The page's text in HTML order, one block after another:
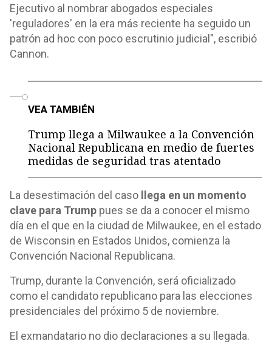
Ejecutivo al nombrar abogados especiales
'reguladores' en la era más reciente ha seguido un
patrón ad hoc con poco escrutinio judicial", escribió
Cannon.
VEA TAMBIÉN
Trump llega a Milwaukee a la Convención
Nacional Republicana en medio de fuertes
medidas de seguridad tras atentado
La desestimación del caso
llega en un momento
clave para Trump pues se da a conocer el mismo
día en el que en la ciudad de Milwaukee, en el estado
de Wisconsin en Estados Unidos, comienza la
Convención Nacional Republicana.
Trump, durante la Convención, será oficializado
como el candidato republicano para las elecciones
presidenciales del próximo 5 de noviembre.
El exmandatario no dio declaraciones a su llegada.